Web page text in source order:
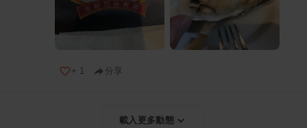
+ 1 分享
載入更多動態